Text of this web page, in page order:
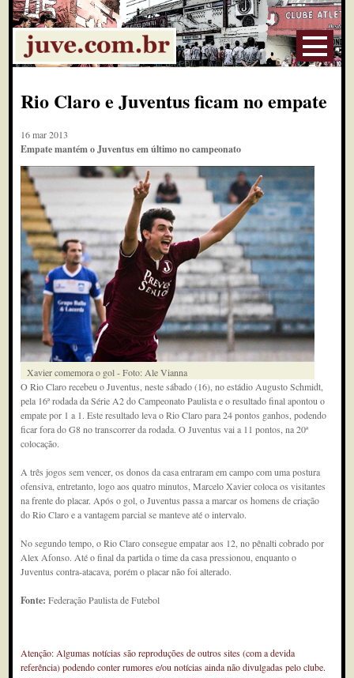
Rio Claro e Juventus ficam no empate
16 mar 2013
Empate mantém o Juventus em último no campeonato
Xavier comemora o gol - Foto: Ale Vianna
O Rio Claro recebeu o Juventus, neste sábado (16), no estádio Augusto Schmidt,
pela 16ª rodada da Série A2 do Campeonato Paulista e o resultado final apontou o
empate por 1 a 1. Este resultado leva o Rio Claro para 24 pontos ganhos, podendo
ficar fora do G8 no transcorrer da rodada. O Juventus vai a 11 pontos, na 20ª
colocação.
A três jogos sem vencer, os donos da casa entraram em campo com uma postura
ofensiva, entretanto, logo aos quatro minutos, Marcelo Xavier coloca os visitantes
na frente do placar. Após o gol, o Juventus passa a marcar os homens de criação
do Rio Claro e a vantagem parcial se manteve até o intervalo.
No segundo tempo, o Rio Claro consegue empatar aos 12, no pênalti cobrado por
Alex Afonso. Até o final da partida o time da casa pressionou, enquanto o
Juventus contra-atacava, porém o placar não foi alterado.
Fonte:Federação Paulista de Futebol
Atenção: Algumas notícias são reproduções de outros sites (com a devida
referência) podendo conter rumores e/ou notícias ainda não divulgadas pelo clube.